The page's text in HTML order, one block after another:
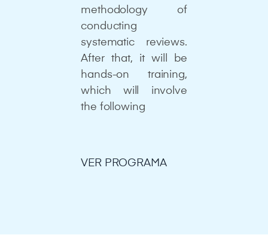
methodology of
conducting
systematic reviews.
After that, it will be
hands-on training,
which will involve
the following
VER PROGRAMA